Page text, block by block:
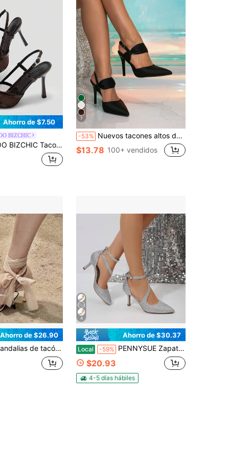
Ahorro de $7.50
BIZCHIC
marrón con malla y puntada, sandalias de tacón de aguja, zapatos versátiles para ir y venir
7
-53% Nuevos tacones altos de punta negros para mujer, zapatos elegantes para fiestas, sandalias de tacón fino con punta cerrada y talón abierto, para primavera/verano/otoño, elegantes, bombas de mujer, elegantes
$13.78 100+ vendidos
Ahorro de $26.90
alto con tiras y punta abierta únicas para mujer, nuevo estilo de verano 2024, perfectas para combinar con faldas, zapatos de estilo francés
4
Ahorro de $30.37
Local -59% PENNYSUE Zapatos de tacón de aguja de punta cerrada con correa de tobillo de 3 pulgadas de altura para mujer, zapatos de vestir para cena, fiesta y boda, sexy
$20.93
4-5 días hábiles